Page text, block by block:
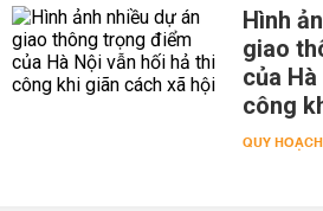
Hình
giao
của
công
QUY HOẠCH